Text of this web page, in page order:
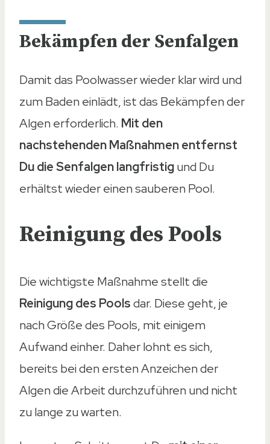
Bekämpfen der Senfalgen
Damit das Poolwasser wieder klar wird und
zum Baden einlädt, ist das Bekämpfen der
Algen erforderlich. Mit den
nachstehenden Maßnahmen entfernst
Du die Senfalgen langfristigund Du
erhältst wieder einen sauberen Pool.
Reinigung des Pools
Die wichtigste Maßnahme stellt die
Reinigung des Poolsdar. Diese geht, je
nach Größe des Pools, mit einigem
Aufwand einher. Daher lohnt es sich,
bereits bei den ersten Anzeichen der
Algen die Arbeit durchzuführen und nicht
zu lange zu warten.